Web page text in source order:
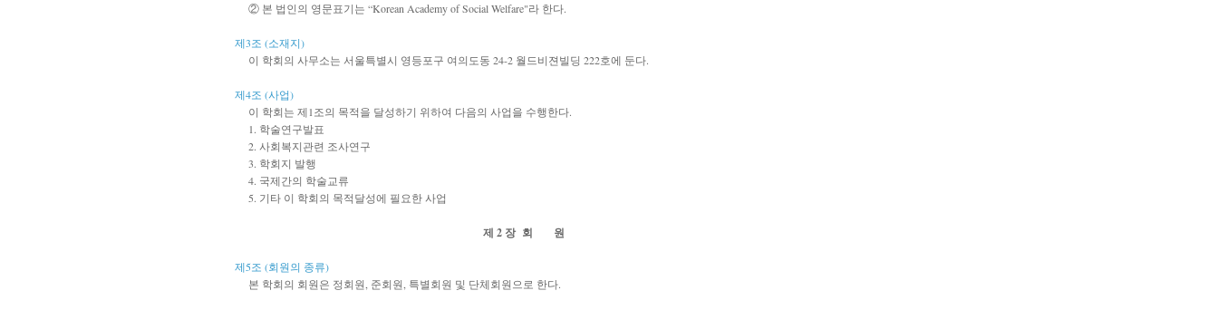
② 본 법인의 영문표기는 “Korean Academy of Social Welfare"라 한다.
제3조 (소재지)
이 학회의 사무소는 서울특별시 영등포구 여의도동 24-2 월드비젼빌딩 222호에 둔다.
제4조 (사업)
이 학회는 제1조의 목적을 달성하기 위하여 다음의 사업을 수행한다.
1. 학술연구발표
2. 사회복지관련 조사연구
3. 학회지 발행
4. 국제간의 학술교류
5. 기타 이 학회의 목적달성에 필요한 사업
제 2 장 회 원
제5조 (회원의 종류)
본 학회의 회원은 정회원, 준회원, 특별회원 및 단체회원으로 한다.